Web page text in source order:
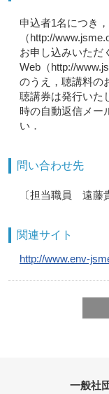
申込者1名につき
（http://
お申し込みいただ
Web（http://
のうえ，聴講料の
聴講券は発行いた
時の自動返信メー
い．
問い合わせ先
〔担当職員 遠藤
関連サイト
http://www.env-
一般社